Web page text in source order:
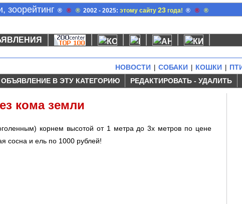
зоорейтинг ® ® ® 2002 - 2025:этому сайту23 года! ® ® ®
НОВОСТИ СОБАКИ КОШКИ
В ЭТУ КАТЕГОРИЮ РЕДАКТИРОВАТЬ - УДАЛИТЬ
кома земли
корнем высотой от 1 метра до 3х метров по цене
сосна и ель по 1000 рублей!